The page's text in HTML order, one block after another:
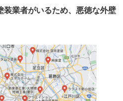
装業者がいるため、悪徳な外壁